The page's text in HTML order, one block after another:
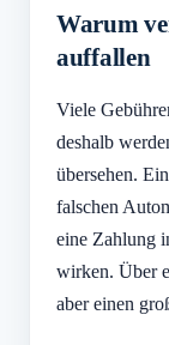
Warum
auffallen
Viele
deshalb
übersehen.
falschen
eine Zahlung
wirken. Über
aber einen